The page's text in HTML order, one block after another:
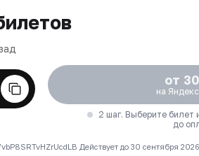
от
на
2 шаг. Выберите билет
до
Действует до 30 сентября